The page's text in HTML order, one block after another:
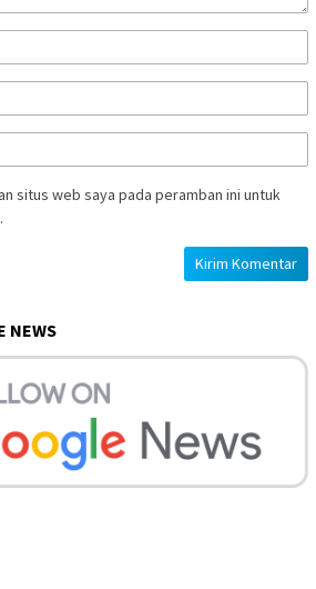
situs web saya pada peramban ini untuk
NEWS